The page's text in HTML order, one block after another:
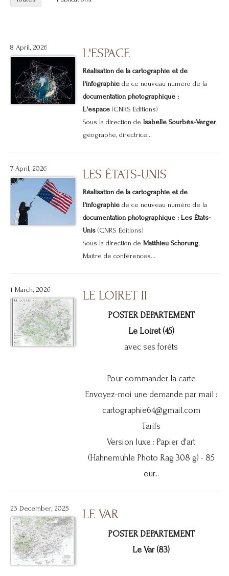
8 April, 2026 L'ESPACE
Réalisation de la cartographie et de
l'infographiede ce nouveau numéro de la
documentation photographique :
L'espace(CNRS Éditions)
Sous la direction de Isabelle Sourbès-Verger,
géographe, directrice...
7 April, 2026 LES ÉTATS-UNIS
Réalisation de la cartographie et de
l'infographiede ce nouveau numéro de la
documentation photographique : Les États-
Unis(CNRS Éditions)
Sous la direction de Matthieu Schorung,
Maître de conférences...
1 March, 2026 LE LOIRET II
POSTER DEPARTEMENT
Le Loiret (45)
avec ses forêts
Pour commander la carte
Envoyez-moi une demande par mail :
cartographie64@gmail.com
Tarifs
Version luxe : Papier d'art
(Hahnemühle Photo Rag 308 g) - 85
eur...
23 December, 2025 LE VAR
POSTER DEPARTEMENT
Le Var (83)